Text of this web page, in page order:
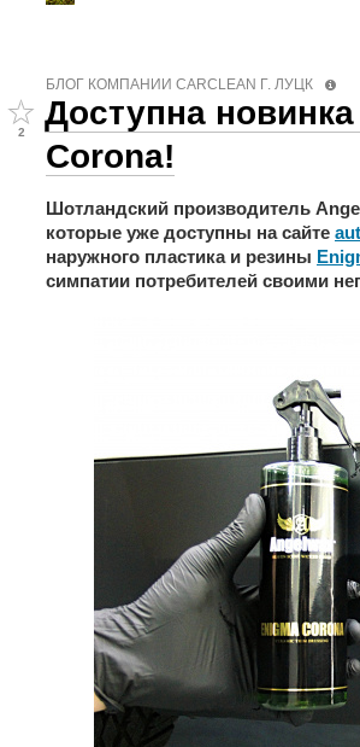
БЛОГ КОМПАНИИ СARCLEAN Г. ЛУЦК
2
Доступна
Corona!
Шотландский производитель
которые уже доступны на сайте
наружного пластика и резины
симпатии потребителей своими